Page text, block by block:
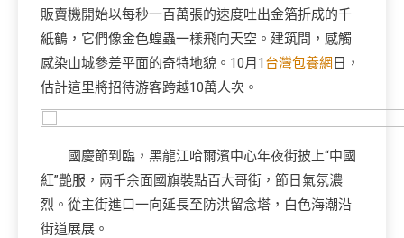
販賣機開始以每秒一百萬張的速度吐出金箔折成的千
紙鶴，它們像金色蝗蟲一樣飛向天空。建筑間，感觸
感染山城參差平面的奇特地貌。10月1 台灣包養網 日，
估計這里將招待游客跨越10萬人次。
國慶節到臨，黑龍江哈爾濱中心年夜街披上“中國
紅”艷服，兩千余面國旗裝點百大哥街，節日氣氛濃
烈。從主街進口一向延長至防洪留念塔，白色海潮沿
街道展展。